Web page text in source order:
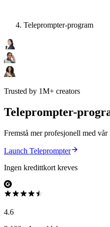
Teleprompter-program
Trusted by 1M+ creators
Teleprompter-
Fremstå mer profesjonell med vår
Launch Teleprompter
Ingen kredittkort kreves
4.6